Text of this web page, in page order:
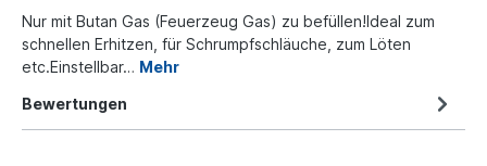
Nur mit Butan Gas (Feuerzeug Gas) zu befüllen!Ideal zum
schnellen Erhitzen, für Schrumpfschläuche, zum Löten
etc.Einstellbar… Mehr
Bewertungen